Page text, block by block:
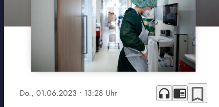
Do., 01.06.2023 • 13:28 Uhr headphones chrome_reader_mode bookmark_border